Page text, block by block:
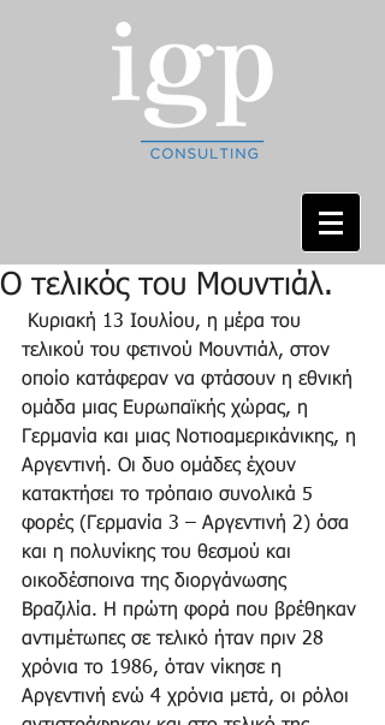
Ο τελικός του Μουντιάλ.
τελικού του φετινού Μουντιάλ, στον
οποίο κατάφεραν να φτάσουν η εθνική
ομάδα μιας Ευρωπαϊκής χώρας, η
Γερμανία και μιας Νοτιοαμερικάνικης, η
Αργεντινή. Οι δυο ομάδες έχουν
κατακτήσει το τρόπαιο συνολικά 5
φορές (Γερμανία 3 – Αργεντινή 2) όσα
και η πολυνίκης του θεσμού και
οικοδέσποινα της διοργάνωσης
Βραζιλία. Η πρώτη φορά που βρέθηκαν
αντιμέτωπες σε τελικό ήταν πριν 28
χρόνια το 1986, όταν νίκησε η
Αργεντινή ενώ 4 χρόνια μετά, οι ρόλοι